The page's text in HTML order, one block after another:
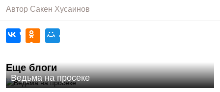
Автор Сакен Хусаинов
Еще блоги
Ведьма на просеке